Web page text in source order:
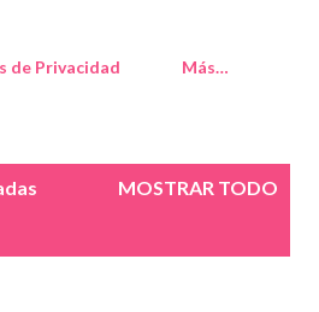
de Privacidad Más…
MOSTRAR TODO